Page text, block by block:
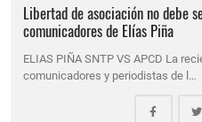
Libertad de asociación no debe
comunicadores de Elías Piña
ELIAS PIÑA SNTP VS APCD La
comunicadores y periodistas de l…